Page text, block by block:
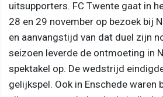
uitsupporters. FC Twente gaat in
28 en 29 november op bezoek bij
en aanvangstijd van dat duel zijn
seizoen leverde de ontmoeting in
spektakel op. De wedstrijd
gelijkspel. Ook in Enschede waren